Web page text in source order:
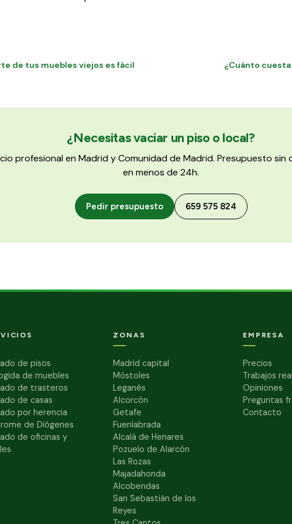
de tus muebles viejos es fácil ¿Cuánto
¿Necesitas vaciar un piso o local?
profesional en Madrid y Comunidad de Madrid. Presupuesto sin
en menos de 24h.
Pedir presupuesto 659 575 824
de pisos
de muebles
de trasteros
de casas
por herencia
de Diógenes
de oficinas y
ZONAS
Madrid capital
Móstoles
Leganés
Alcorcón
Getafe
Fuenlabrada
Alcalá de Henares
Pozuelo de Alarcón
Las Rozas
Majadahonda
Alcobendas
San Sebastián de los
Reyes
EMPRESA
Precios
Trabajos
Opiniones
Preguntas
Contacto